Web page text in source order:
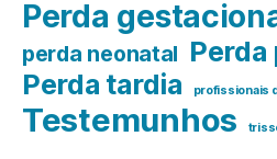
Perda
perda neonatal
Perda tardia
profissionais
Testemunhos